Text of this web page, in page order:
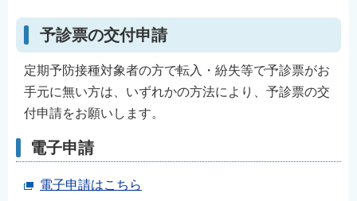
予診票の交付申請
定期予防接種対象者の方で転入・紛失等で予診票がお
手元に無い方は、いずれかの方法により、予診票の交
付申請をお願いします。
電子申請
電子申請はこちら